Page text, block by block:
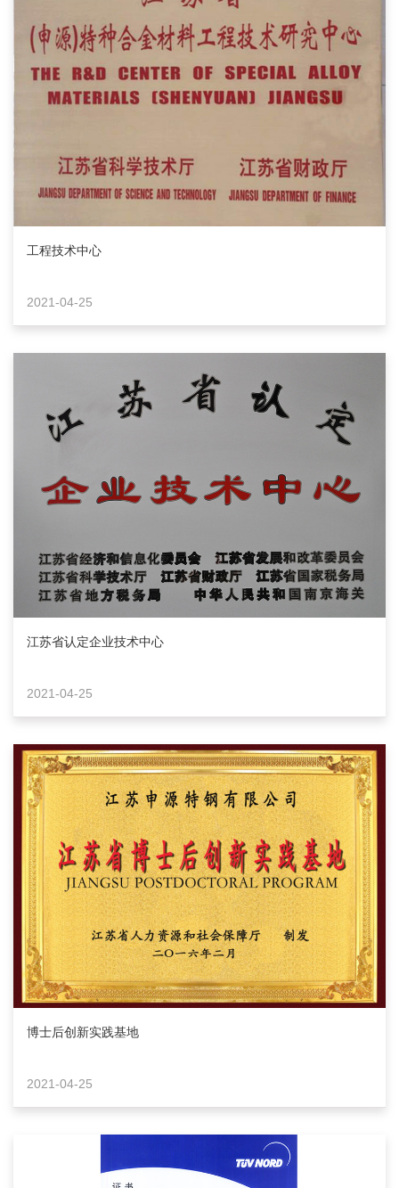
About Products
工程技术中心
2021-04-25
江苏省认定企业技术中心
2021-04-25
博士后创新实践基地
2021-04-25